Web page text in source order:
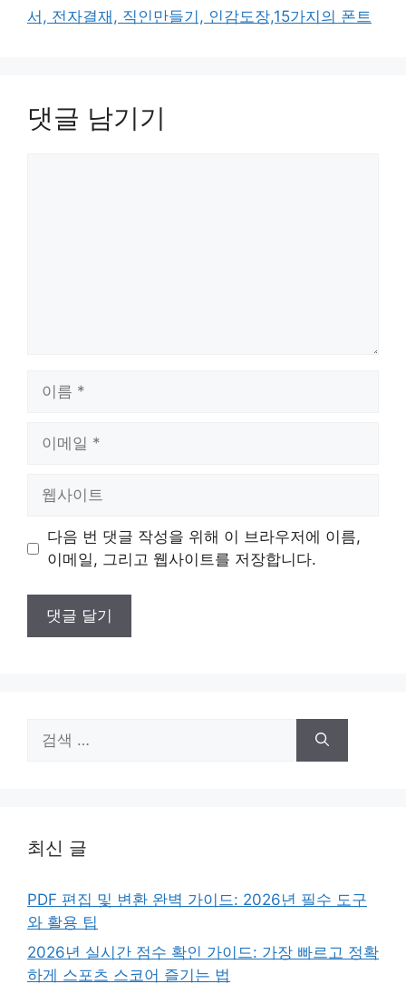
서, 전자결재, 직인만들기, 인감도장,15가지의 폰트
댓글 남기기
트
다음 번 댓글 작성을 위해 이 브라우저에 이름,
이메일, 그리고 웹사이트를 저장합니다.
색:
최신 글
PDF 편집 및 변환 완벽 가이드: 2026년 필수 도구
와 활용 팁
2026년 실시간 점수 확인 가이드: 가장 빠르고 정확
하게 스포츠 스코어 즐기는 법